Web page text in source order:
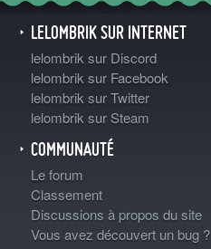
LELOMBRIK SUR INTERNET
lelombrik sur Discord
lelombrik sur Facebook
lelombrik sur Twitter
lelombrik sur Steam
COMMUNAUTÉ
Le forum
Classement
Discussions à propos du site
Vous avez découvert un bug ?